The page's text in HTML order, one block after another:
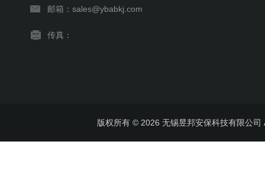
邮箱：sales@ybabkj.com
传真：
版权所有 © 2026 无锡昱邦安保科技有限